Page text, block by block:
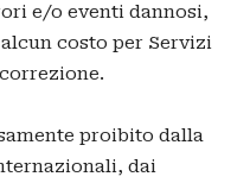
e/o eventi dannosi,
costo per Servizi
proibito dalla
dai